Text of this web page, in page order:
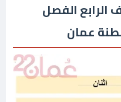
الرابع الفصل
عمان